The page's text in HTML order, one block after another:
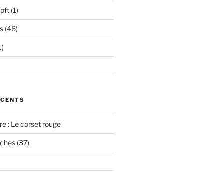
(1)
(46)
: Le corset rouge
(37)